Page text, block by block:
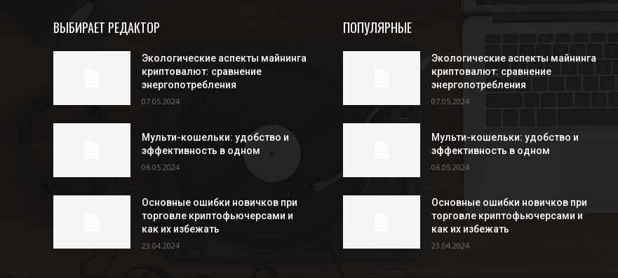
ВЫБИРАЕТ РЕДАКТОР
Экологические аспекты майнинга
криптовалют: сравнение
энергопотребления
07.05.2024
Мульти-кошельки: удобство и
эффективность в одном
06.05.2024
Основные ошибки новичков при
торговле криптофьючерсами и
как их избежать
23.04.2024
ПОПУЛЯРНЫЕ
Экологические аспекты майнинга
криптовалют: сравнение
энергопотребления
07.05.2024
Мульти-кошельки: удобство и
эффективность в одном
06.05.2024
Основные ошибки новичков при
торговле криптофьючерсами и
как их избежать
23.04.2024